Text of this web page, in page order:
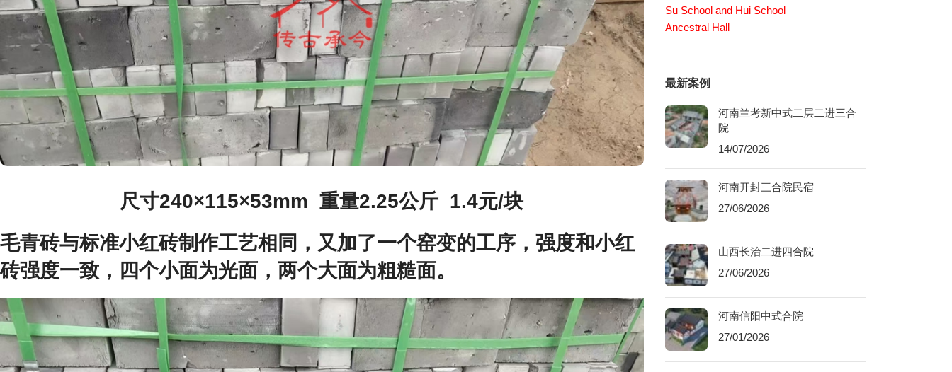
尺寸240×115×53mm 重量2.25公斤 1.4元/块
毛青砖与标准小红砖制作工艺相同，又加了一个窑变的工序，强度和小红
砖强度一致，四个小面为光面，两个大面为粗糙面。
Su School and Hui School
Ancestral Hall
最新案例
河南兰考新中式二层二进三合
院
14/07/2026
河南开封三合院民宿
27/06/2026
山西长治二进四合院
27/06/2026
河南信阳中式合院
27/01/2026